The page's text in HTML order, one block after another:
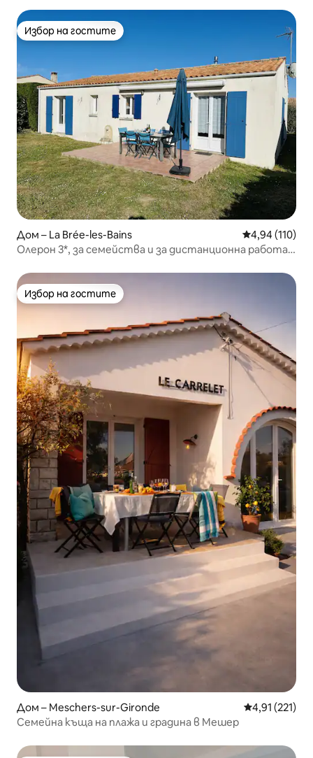
Избор на гостите
Избор на гостите
Дом – La Brée-les-Bains Средна
4,94 (110)
Олерон 3*, за семейства и за дистанционна работа,
Избор на гостите
Избор на гостите
Дом – Meschers-sur-Gironde Средна
4,91 (221)
Семейна къща на плажа и градина в Мешер